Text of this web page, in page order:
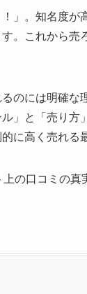
」。知名度が
。これから売
のには明確な
」と「売り方
に高く売れる
の口コミの真